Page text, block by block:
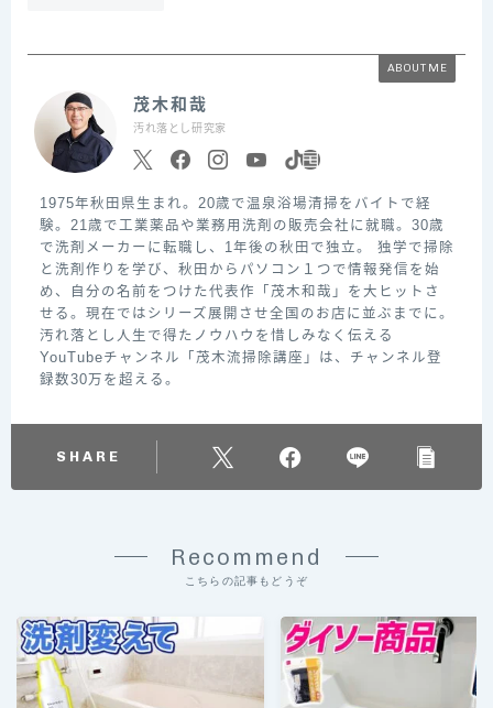
ABOUT ME
茂木和哉
汚れ落とし研究家
1975年秋田県生まれ。20歳で温泉浴場清掃をバイトで経
験。21歳で工業薬品や業務用洗剤の販売会社に就職。30歳
で洗剤メーカーに転職し、1年後の秋田で独立。 独学で掃除
と洗剤作りを学び、秋田からパソコン１つで情報発信を始
め、自分の名前をつけた代表作「茂木和哉」を大ヒットさ
せる。現在ではシリーズ展開させ全国のお店に並ぶまでに。
汚れ落とし人生で得たノウハウを惜しみなく伝える
YouTubeチャンネル「茂木流掃除講座」は、チャンネル登
録数30万を超える。
SHARE
Recommend
こちらの記事もどうぞ